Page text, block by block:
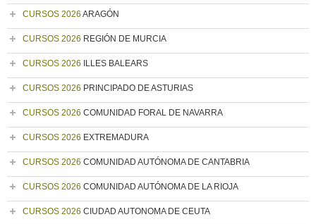
CURSOS 2026 ARAGÓN
CURSOS 2026 REGIÓN DE MURCIA
CURSOS 2026 ILLES BALEARS
CURSOS 2026 PRINCIPADO DE ASTURIAS
CURSOS 2026 COMUNIDAD FORAL DE NAVARRA
CURSOS 2026 EXTREMADURA
CURSOS 2026 COMUNIDAD AUTÓNOMA DE CANTABRIA
CURSOS 2026 COMUNIDAD AUTÓNOMA DE LA RIOJA
CURSOS 2026 CIUDAD AUTONOMA DE CEUTA